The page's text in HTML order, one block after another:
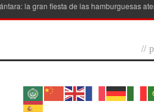
la gran fiesta de las hamburguesas aterriza
//